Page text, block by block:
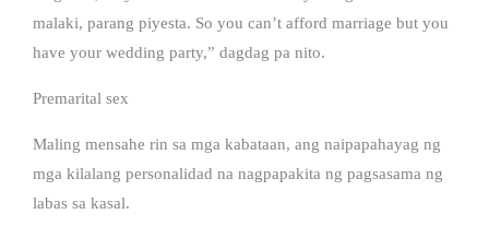
malaki, parang piyesta. So you can’t afford marriage but you
have your wedding party,” dagdag pa nito.
Premarital sex
Maling mensahe rin sa mga kabataan, ang naipapahayag ng
mga kilalang personalidad na nagpapakita ng pagsasama ng
labas sa kasal.